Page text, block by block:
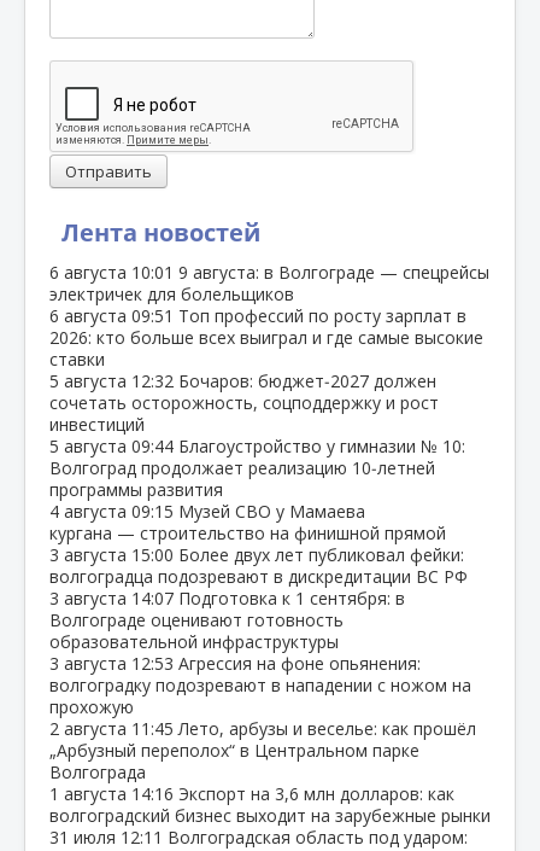
Лента новостей
6 августа 10:01 9 августа: в Волгограде — спецрейсы
электричек для болельщиков
6 августа 09:51 Топ профессий по росту зарплат в
2026: кто больше всех выиграл и где самые высокие
ставки
5 августа 12:32 Бочаров: бюджет‑2027 должен
сочетать осторожность, соцподдержку и рост
инвестиций
5 августа 09:44 Благоустройство у гимназии № 10:
Волгоград продолжает реализацию 10‑летней
программы развития
4 августа 09:15 Музей СВО у Мамаева
кургана — строительство на финишной прямой
3 августа 15:00 Более двух лет публиковал фейки:
волгоградца подозревают в дискредитации ВС РФ
3 августа 14:07 Подготовка к 1 сентября: в
Волгограде оценивают готовность
образовательной инфраструктуры
3 августа 12:53 Агрессия на фоне опьянения:
волгоградку подозревают в нападении с ножом на
прохожую
2 августа 11:45 Лето, арбузы и веселье: как прошёл
„Арбузный переполох“ в Центральном парке
Волгограда
1 августа 14:16 Экспорт на 3,6 млн долларов: как
волгоградский бизнес выходит на зарубежные рынки
31 июля 12:11 Волгоградская область под ударом:
Отправить